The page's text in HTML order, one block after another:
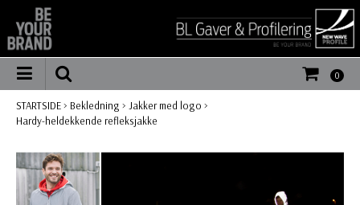
0
STARTSIDE> Bekledning > Jakker med logo >
Hardy-heldekkende refleksjakke